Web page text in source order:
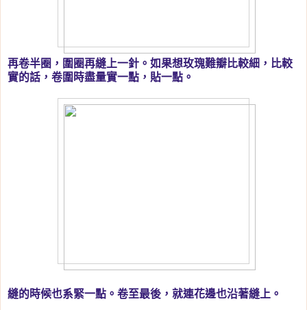
再卷半圈，圍圈再縫上一針。如果想玫瑰難瓣比較細，比較
實的話，卷圍時盡量實一點，貼一點。
縫的時候也系緊一點。卷至最後，就連花邊也沿著縫上。